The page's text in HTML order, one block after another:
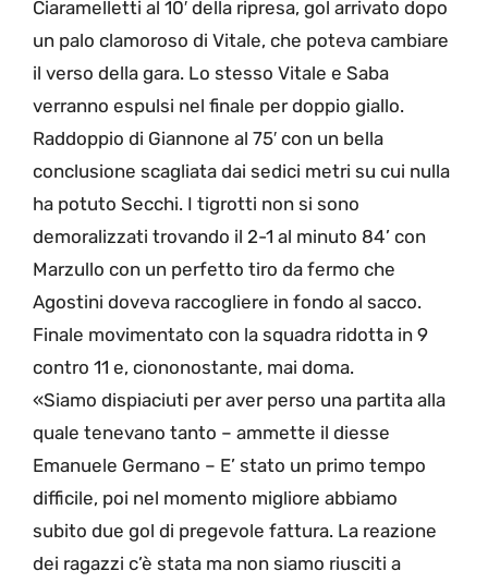
Ciaramelletti al 10′ della ripresa, gol arrivato dopo
un palo clamoroso di Vitale, che poteva cambiare
il verso della gara. Lo stesso Vitale e Saba
verranno espulsi nel finale per doppio giallo.
Raddoppio di Giannone al 75′ con un bella
conclusione scagliata dai sedici metri su cui nulla
ha potuto Secchi. I tigrotti non si sono
demoralizzati trovando il 2-1 al minuto 84’ con
Marzullo con un perfetto tiro da fermo che
Agostini doveva raccogliere in fondo al sacco.
Finale movimentato con la squadra ridotta in 9
contro 11 e, ciononostante, mai doma.
«Siamo dispiaciuti per aver perso una partita alla
quale tenevano tanto – ammette il diesse
Emanuele Germano – E’ stato un primo tempo
difficile, poi nel momento migliore abbiamo
subito due gol di pregevole fattura. La reazione
dei ragazzi c’è stata ma non siamo riusciti a